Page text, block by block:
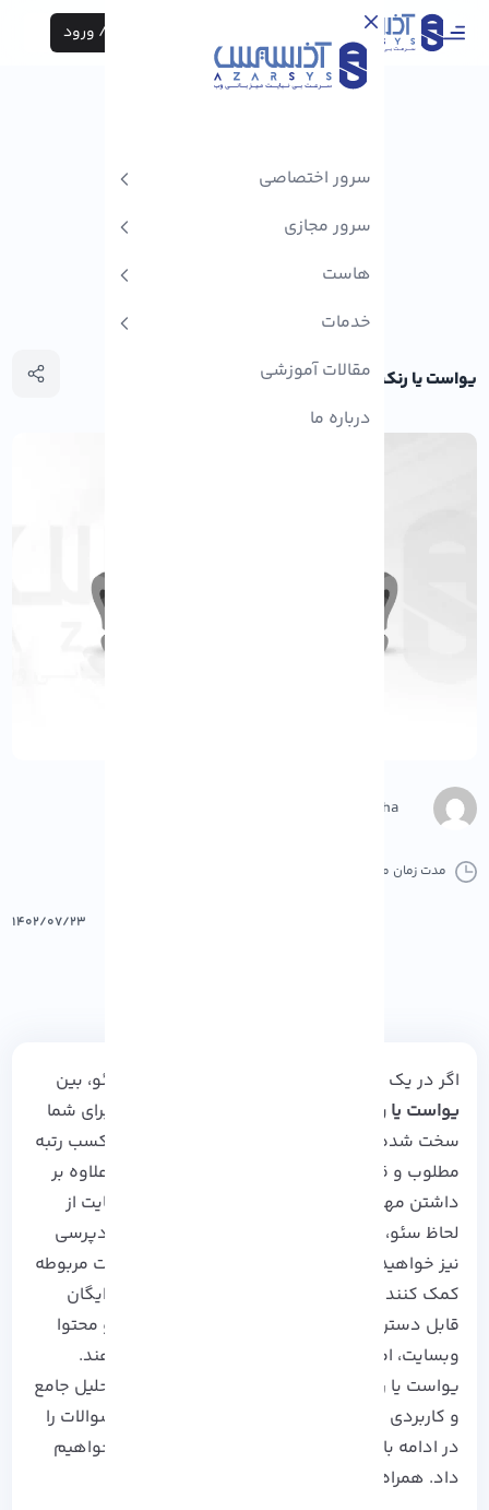
ثبت نام / ورود
سرور اختصاصی
سرور مجازی
هاست
خدمات
مقالات آموزشی
درباره ما
یواست یا رنک مث : بررسی دو افزونه قدرتمند سئو
M.Gharepasha
مدت زمان مطالعه :
۱۴۰۲/۰۷/۲۳
اگر در یک دو راهی انتخاب افزونه مناسب برای سئو، بین
یواست یا رنک مث
قرار گرفته اید و تصمیم گیری برای شما
سخت شده است، این آموزش برای شماست! برای کسب رتبه
مطلوب و قرار گرفتن در نتایج اول جستجو گوگل علاوه بر
داشتن مهارت و دانش در زمینه بهینه سازی وبسایت از
لحاظ سئو، شما نیازمند یک سری از افزونه های وردپرسی
نیز خواهید بود تا بتوانند در آنالیز و انجام تنظیمات مربوطه
کمک کننده باشند. یواست یا رنک مث به صورت رایگان
قابل دسترس بوده و در زمینه بهینه سازی سئو و محتوا
وبسایت، امکانات زیادی را در اختیارتان قرار می دهند.
یواست یا رنک مث سئو؟ کدام افزونه می تواند تحلیل جامع
و کاربردی را در اختیار کاربر قرار دهد؟ جواب این سوالات را
در ادامه با مقایسه این دو افزونه سئویی پاسخ خواهیم
داد. همراه ما باشید!